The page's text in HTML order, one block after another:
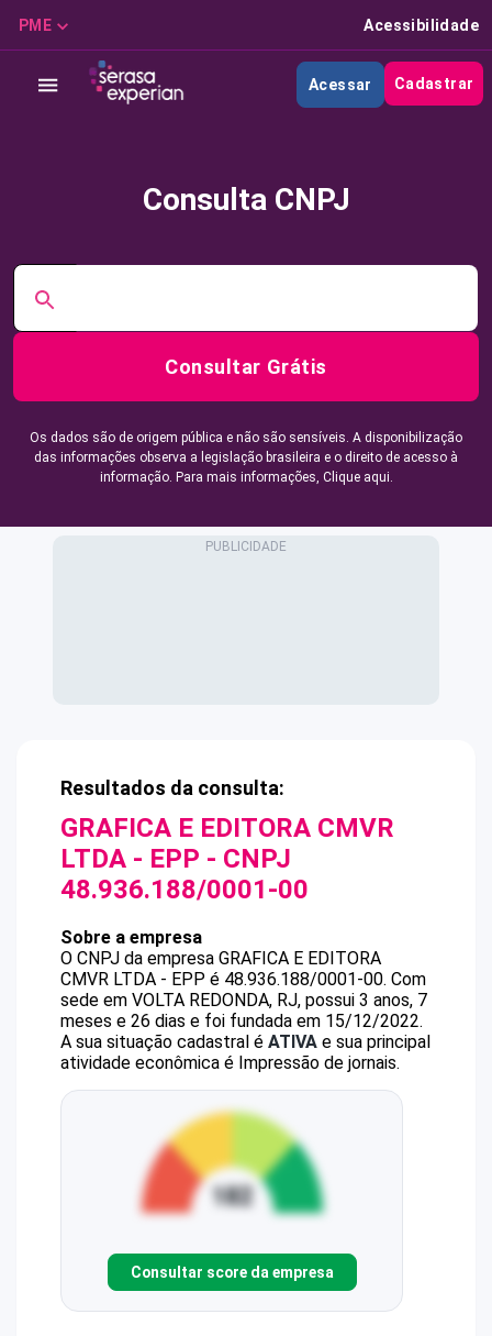
PME Acessibilidade
Acessar Cadastrar
Consulta CNPJ
Consultar Grátis
Os dados são de origem pública e não são sensíveis. A disponibilização
das informações observa a legislação brasileira e o direito de acesso à
informação. Para mais informações, Clique aqui.
Resultados da consulta:
GRAFICA E EDITORA CMVR
LTDA - EPP - CNPJ
48.936.188/0001-00
Sobre a empresa
O CNPJ da empresa GRAFICA E EDITORA
CMVR LTDA - EPP é 48.936.188/0001-00. Com
sede em VOLTA REDONDA, RJ, possui 3 anos, 7
meses e 26 dias e foi fundada em 15/12/2022.
A sua situação cadastral é ATIVA e sua principal
atividade econômica é Impressão de jornais.
Consultar score da empresa